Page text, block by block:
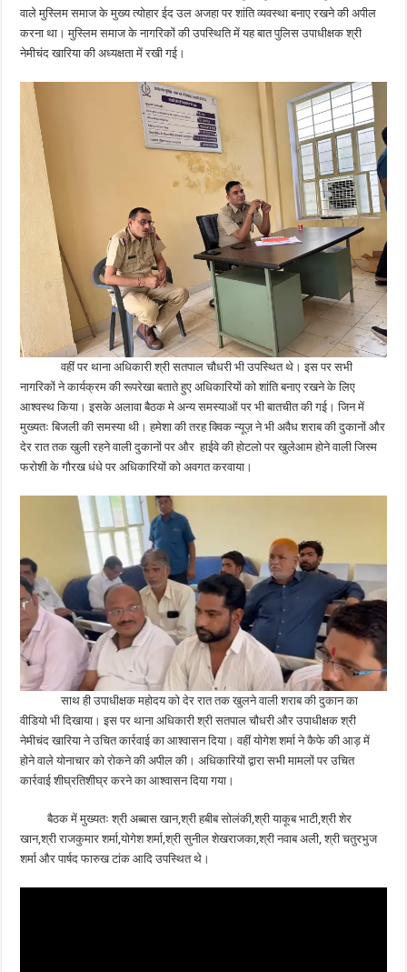
वाले मुस्लिम समाज के मुख्य त्योहार ईद उल अजहा पर शांति व्यवस्था बनाए रखने की अपील
करना था। मुस्लिम समाज के नागरिकों की उपस्थिति में यह बात पुलिस उपाधीक्षक श्री
नेमीचंद खारिया की अध्यक्षता में रखी गई।
वहीं पर थाना अधिकारी श्री सतपाल चौधरी भी उपस्थित थे। इस पर सभी
नागरिकों ने कार्यक्रम की रूपरेखा बताते हुए अधिकारियों को शांति बनाए रखने के लिए
आश्वस्थ किया। इसके अलावा बैठक मे अन्य समस्याओं पर भी बातचीत की गई। जिन में
मुख्यतः बिजली की समस्या थी। हमेशा की तरह क्विक न्यूज़ ने भी अवैध शराब की दुकानों और
देर रात तक खुली रहने वाली दुकानों पर और हाईवे की होटलो पर खुलेआम होने वाली जिस्म
फरोशी के गौरख धंधे पर अधिकारियों को अवगत करवाया।
साथ ही उपाधीक्षक महोदय को देर रात तक खुलने वाली शराब की दुकान का
वीडियो भी दिखाया। इस पर थाना अधिकारी श्री सतपाल चौधरी और उपाधीक्षक श्री
नेमीचंद खारिया ने उचित कार्रवाई का आश्वासन दिया। वहीं योगेश शर्मा ने कैफे की आड़ में
होने वाले योनाचार को रोकने की अपील की। अधिकारियों द्वारा सभी मामलों पर उचित
कार्रवाई शीघ्रतिशीघ्र करने का आश्वासन दिया गया।
बैठक में मुख्यतः श्री अब्बास खान,श्री हबीब सोलंकी,श्री याकूब भाटी,श्री शेर
खान,श्री राजकुमार शर्मा,योगेश शर्मा,श्री सुनील शेखराजका,श्री नवाब अली, श्री चतुरभुज
शर्मा और पार्षद फारुख टांक आदि उपस्थित थे।